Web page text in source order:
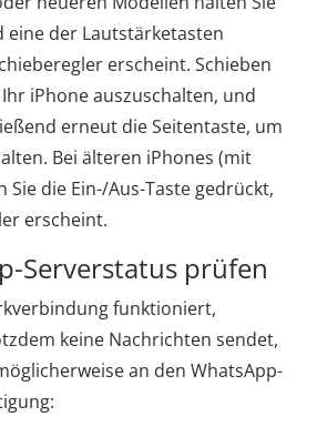
eine der Lautstärketasten
erscheint. Schieben
iPhone auszuschalten, und
erneut die Seitentaste, um
Bei älteren iPhones (mit
Sie die Ein-/Aus-Taste gedrückt,
erscheint.
Serverstatus prüfen
funktioniert,
keine Nachrichten sendet,
an den WhatsApp-